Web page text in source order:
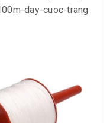
day-cuoc-trang